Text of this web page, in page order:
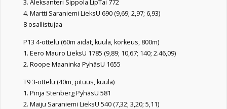
3. Aleksanteri Sippola LipTai 772
4. Martti Saraniemi LieksU 690 (9,69; 2,97; 6,93)
8 osallistujaa
P13 4-ottelu (60m aidat, kuula, korkeus, 800m)
1. Eero Mauro LieksU 1785 (9,89; 10,67; 140; 2.46,09)
2. Roope Maaninka PyhäsU 1655
T9 3-ottelu (40m, pituus, kuula)
1. Pinja Stenberg PyhäsU 581
2. Maiju Saraniemi LieksU 540 (7,32; 3,20; 5,11)